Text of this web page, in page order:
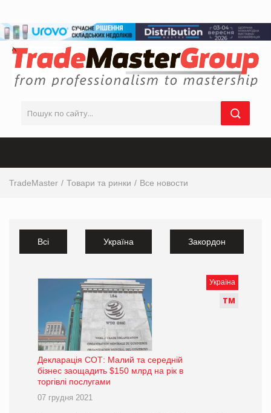
TradeMaster Товари та ринки Все новости
Всі Україна Закордон
Україна
ТМ
Декларація СОТ: Малий та середній
бізнес заощадить $150 млрд на рік в
торгівлі послугами
07 грудня 2021